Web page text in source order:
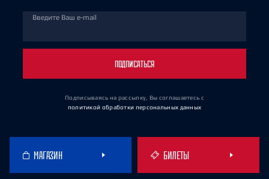
Введите Ваш e-mail
ПОДПИСАТЬСЯ
Подписываясь на рассылку, Вы соглашаетесь с
политикой обработки персональных данных
МАГАЗИН БИЛЕТЫ